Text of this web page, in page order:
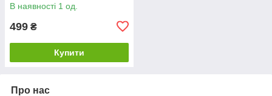
В наявності 1 од.
499 ₴
Купити
Про нас